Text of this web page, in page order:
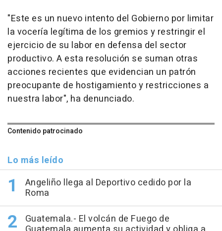
"Este es un nuevo intento del Gobierno por limitar
la vocería legítima de los gremios y restringir el
ejercicio de su labor en defensa del sector
productivo. A esta resolución se suman otras
acciones recientes que evidencian un patrón
preocupante de hostigamiento y restricciones a
nuestra labor", ha denunciado.
Contenido patrocinado
Lo más leído
Angeliño llega al Deportivo cedido por la
Roma
Guatemala.- El volcán de Fuego de